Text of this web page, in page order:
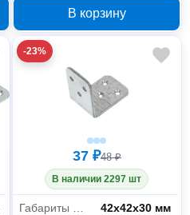
мм 2 шт 71-0-161
В корзину
-23%
37 ₽48 ₽
В наличии 2297 шт
42х42х30 мм